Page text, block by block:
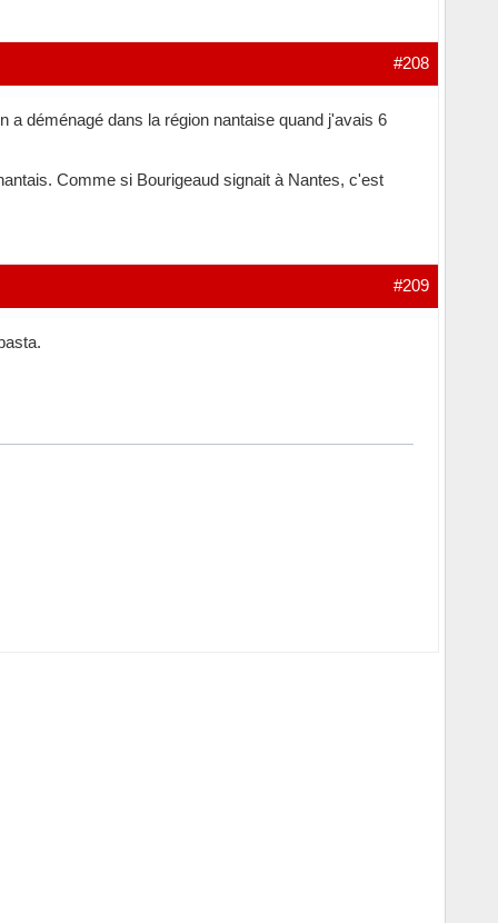
#208
déménagé dans la région nantaise quand j'avais 6
Comme si Bourigeaud signait à Nantes, c'est
#209